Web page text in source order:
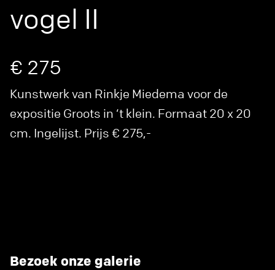
vogel II
€ 275
Kunstwerk van Rinkje Miedema voor de
expositie Groots in ‘t klein. Formaat 20 x 20
cm. Ingelijst. Prijs € 275,-
Bezoek onze galerie